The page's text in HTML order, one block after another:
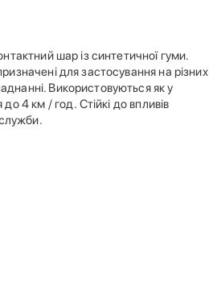
шар із синтетичної гуми.
для застосування на різних
Використовуються як у
4 км / год. Стійкі до впливів